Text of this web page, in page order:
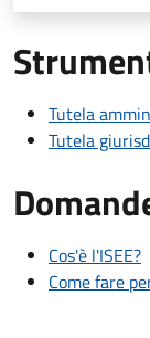
Tutela
Tutela
Cos'è l'ISEE?
Come fare